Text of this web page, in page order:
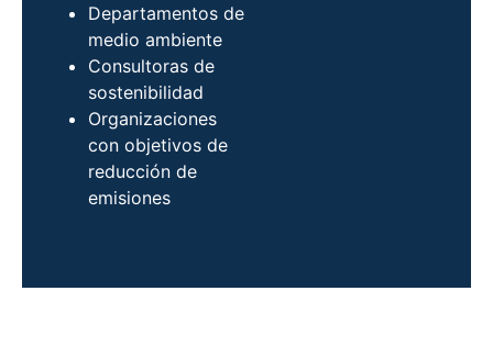
Departamentos de
medio ambiente
Consultoras de
sostenibilidad
Organizaciones
con objetivos de
reducción de
emisiones